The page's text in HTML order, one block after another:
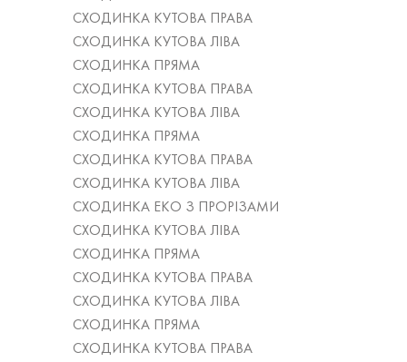
СХОДИНКА КУТОВА ПРАВА
СХОДИНКА КУТОВА ЛІВА
СХОДИНКА ПРЯМА
СХОДИНКА КУТОВА ПРАВА
СХОДИНКА КУТОВА ЛІВА
СХОДИНКА ПРЯМА
СХОДИНКА КУТОВА ПРАВА
СХОДИНКА КУТОВА ЛІВА
СХОДИНКА ЕКО З ПРОРІЗАМИ
СХОДИНКА КУТОВА ЛІВА
СХОДИНКА ПРЯМА
СХОДИНКА КУТОВА ПРАВА
СХОДИНКА КУТОВА ЛІВА
СХОДИНКА ПРЯМА
СХОДИНКА КУТОВА ПРАВА